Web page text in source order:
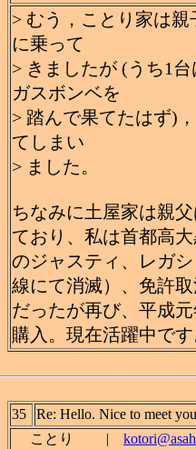
> むう，ことり家は
に乗って
> きましたが (うち1
ガスボンベを
> 踏んで果てたはず)
てしまい
> ました。
ちなみに土屋家は親
ており、私は首都高
のジャスティ、レガ
線にて消滅）、免許
だったが再び、平成
購入。現在活躍中で
35
Re: Hello. Nice to meet
ことり |